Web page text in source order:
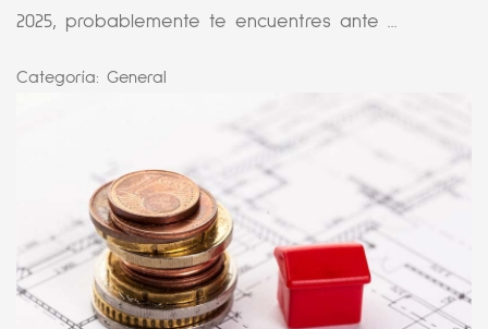
2025, probablemente te encuentres ante ...
Categoría: General